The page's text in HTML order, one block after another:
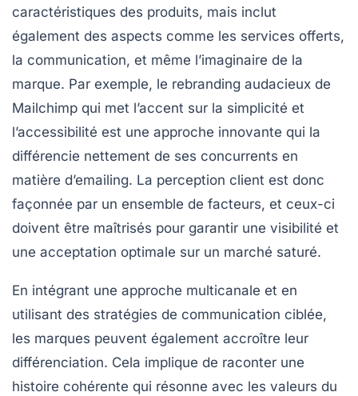
caractéristiques des produits, mais inclut
également des aspects comme les services offerts,
la communication, et même l’imaginaire de la
marque. Par exemple, le rebranding audacieux de
Mailchimp qui met l’accent sur la simplicité et
l’accessibilité est une approche innovante qui la
différencie nettement de ses concurrents en
matière d’emailing. La perception client est donc
façonnée par un ensemble de facteurs, et ceux-ci
doivent être maîtrisés pour garantir une visibilité et
une acceptation optimale sur un marché saturé.
En intégrant une approche multicanale et en
utilisant des stratégies de communication ciblée,
les marques peuvent également accroître leur
différenciation. Cela implique de raconter une
histoire cohérente qui résonne avec les valeurs du